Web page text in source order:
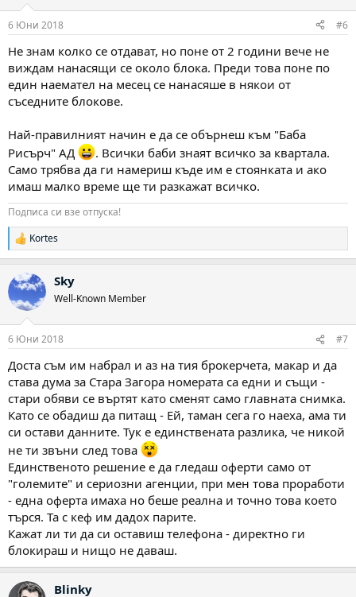
6 Юни 2018 #6
Не знам колко се отдават, но поне от 2 години вече не
виждам нанасящи се около блока. Преди това поне по
един наемател на месец се нанасяше в някои от
съседните блокове.
Най-правилният начин е да се обърнеш към "Баба
Рисърч" АД
. Всички баби знаят всичко за квартала.
Само трябва да ги намериш къде им е стоянката и ако
имаш малко време ще ти разкажат всичко.
Подписа си взе отпуска!
Р
е
к
ц
и
Kortes
Sky
Well-Known Member
6 Юни 2018 #7
Доста съм им набрал и аз на тия брокерчета, макар и да
става дума за Стара Загора номерата са едни и същи -
стари обяви се въртят като сменят само главната снимка.
Като се обадиш да питащ - Ей, таман сега го наеха, ама ти
си остави данните. Тук е единствената разлика, че никой
не ти звъни след това
Единственото решение е да гледаш оферти само от
"големите" и сериозни агенции, при мен това проработи
- една оферта имаха но беше реална и точно това което
търся. Та с кеф им дадох парите.
Кажат ли ти да си оставиш телефона - директно ги
блокираш и нищо не даваш.
Blinky